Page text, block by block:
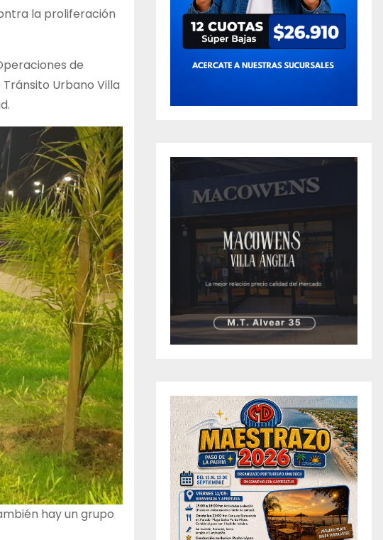
la proliferación
de
Urbano Villa
hay un grupo